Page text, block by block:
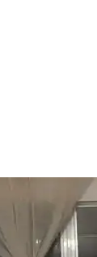
detaylar